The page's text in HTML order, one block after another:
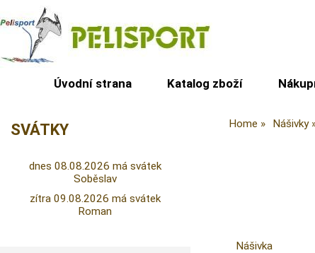
Úvodní strana Katalog zboží
Home Nášivky
Nášivka
SVÁTKY
dnes 08.08.2026 má svátek
Soběslav
zítra 09.08.2026 má svátek
Roman